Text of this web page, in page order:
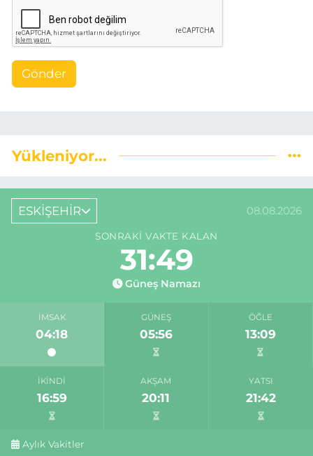
Gönder
Yükleniyor...
ESKİŞEHİR 08.08.2026
SONRAKI VAKTE KALAN
31:48
Güneş Namazı
İMSAK
04:18
GÜNEŞ
05:56
ÖĞLE
13:09
İKINDI
16:59
AKŞAM
20:11
YATSI
21:42
Aylık Vakitler